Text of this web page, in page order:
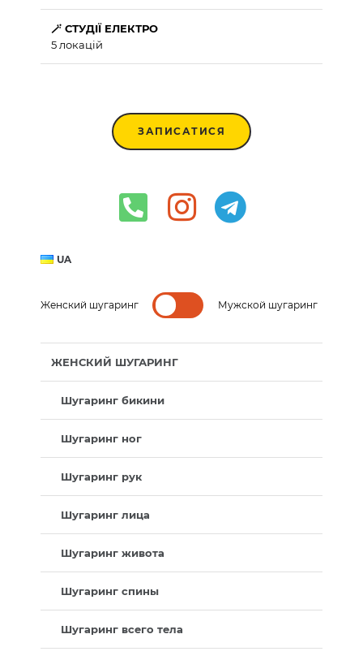
🪄 СТУДІЇ ЕЛЕКТРО
5 локацій
ЗАПИСАТИСЯ
UA
Женский шугаринг Мужской шугаринг
ЖЕНСКИЙ ШУГАРИНГ
Шугаринг бикини
Шугаринг ног
Шугаринг рук
Шугаринг лица
Шугаринг живота
Шугаринг спины
Шугаринг всего тела